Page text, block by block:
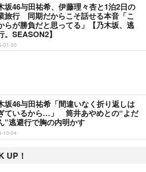
坂46与田祐希、伊藤理々杏と1泊2日の
旅行 同期だからこそ話せる本音「こ
らが勝負だと思ってる」【乃木坂、逃
。SEASON2】
01-30
坂46与田祐希「間違いなく折り返しは
ているから…」 筒井あやめとの“よだ
”逃避行で胸の内明かす
10-04
UP！